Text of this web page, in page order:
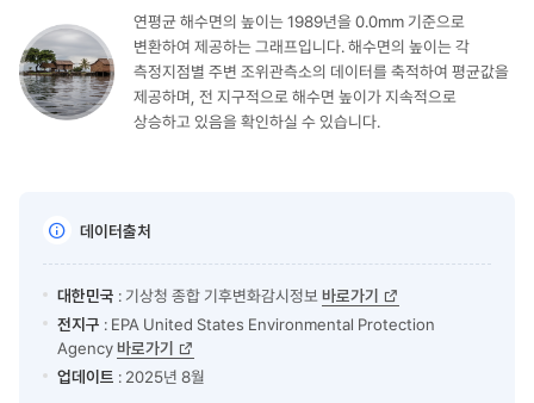
연평균 해수면의 높이는 1989년을 0.0mm 기준으로
변환하여 제공하는 그래프입니다. 해수면의 높이는 각
측정지점별 주변 조위관측소의 데이터를 축적하여 평균값을
제공하며, 전 지구적으로 해수면 높이가 지속적으로
상승하고 있음을 확인하실 수 있습니다.
데이터출처
대한민국 : 기상청 종합 기후변화감시정보 바로가기
전지구 : EPA United States Environmental Protection
Agency바로가기
업데이트 : 2025년 8월